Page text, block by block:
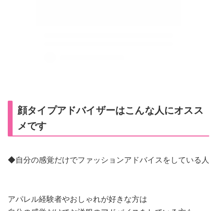
顔タイプアドバイザーはこんな人にオスス
メです
◆自分の感覚だけでファッションアドバイスをしている人
アパレル経験者やおしゃれが好きな方は